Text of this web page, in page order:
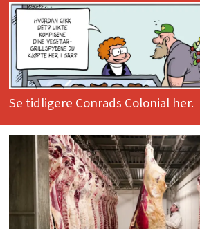
Se tidligere Conrads Colonial her.